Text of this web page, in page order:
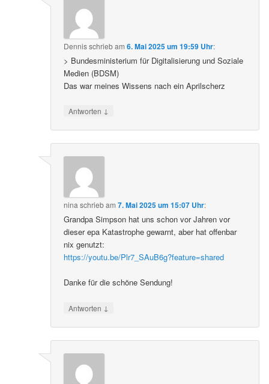
Dennisschriebam6. Mai 2025 um 19:59 Uhr:
> Bundesministerium für Digitalisierung und Soziale
Medien (BDSM)
Das war meines Wissens nach ein Aprilscherz
Antworten ↓
nina schriebam7. Mai 2025 um 15:07 Uhr:
Grandpa Simpson hat uns schon vor Jahren vor
dieser epa Katastrophe gewarnt, aber hat offenbar
nix genutzt:
https://youtu.be/Plr7_SAuB6g?feature=shared
Danke für die schöne Sendung!
Antworten ↓